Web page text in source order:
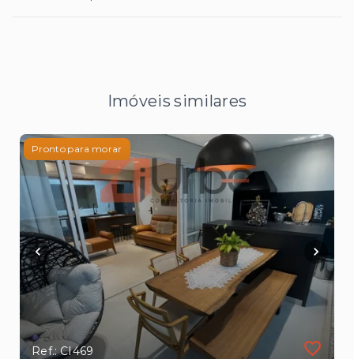
Imóveis similares
Pronto para morar
Ref.: CI469